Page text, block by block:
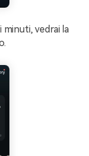
minuti, vedrai la